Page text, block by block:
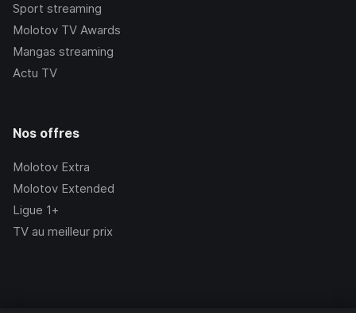
Sport streaming
Molotov TV Awards
Mangas streaming
Actu TV
Nos offres
Molotov Extra
Molotov Extended
Ligue 1+
TV au meilleur prix